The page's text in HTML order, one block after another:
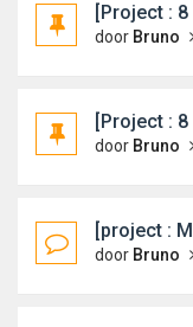
[Project :
door Bruno
[Project : 8
door Bruno
[project :
door Bruno